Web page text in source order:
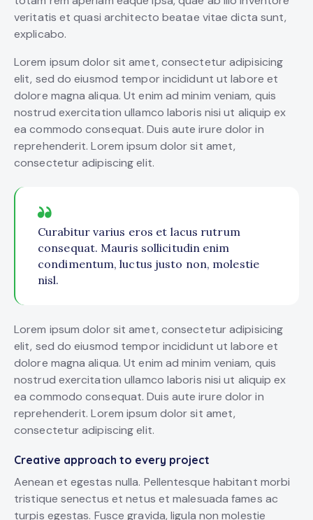
veritatis et quasi architecto beatae vitae dicta sunt,
explicabo.
Lorem ipsum dolor sit amet, consectetur adipisicing
elit, sed do eiusmod tempor incididunt ut labore et
dolore magna aliqua. Ut enim ad minim veniam, quis
nostrud exercitation ullamco laboris nisi ut aliquip ex
ea commodo consequat. Duis aute irure dolor in
reprehenderit. Lorem ipsum dolor sit amet,
consectetur adipiscing elit.
Curabitur varius eros et lacus rutrum
consequat. Mauris sollicitudin enim
condimentum, luctus justo non, molestie
nisl.
Lorem ipsum dolor sit amet, consectetur adipisicing
elit, sed do eiusmod tempor incididunt ut labore et
dolore magna aliqua. Ut enim ad minim veniam, quis
nostrud exercitation ullamco laboris nisi ut aliquip ex
ea commodo consequat. Duis aute irure dolor in
reprehenderit. Lorem ipsum dolor sit amet,
consectetur adipiscing elit.
Creative approach to every project
Aenean et egestas nulla. Pellentesque habitant morbi
tristique senectus et netus et malesuada fames ac
turpis egestas. Fusce gravida, ligula non molestie